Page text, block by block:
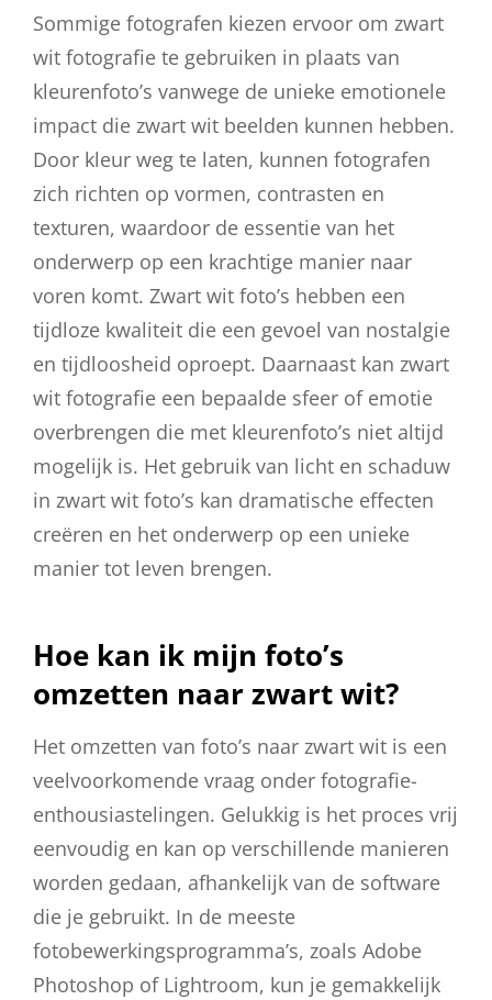
Sommige fotografen kiezen ervoor om zwart
wit fotografie te gebruiken in plaats van
kleurenfoto’s vanwege de unieke emotionele
impact die zwart wit beelden kunnen hebben.
Door kleur weg te laten, kunnen fotografen
zich richten op vormen, contrasten en
texturen, waardoor de essentie van het
onderwerp op een krachtige manier naar
voren komt. Zwart wit foto’s hebben een
tijdloze kwaliteit die een gevoel van nostalgie
en tijdloosheid oproept. Daarnaast kan zwart
wit fotografie een bepaalde sfeer of emotie
overbrengen die met kleurenfoto’s niet altijd
mogelijk is. Het gebruik van licht en schaduw
in zwart wit foto’s kan dramatische effecten
creëren en het onderwerp op een unieke
manier tot leven brengen.
Hoe kan ik mijn foto’s
omzetten naar zwart wit?
Het omzetten van foto’s naar zwart wit is een
veelvoorkomende vraag onder fotografie-
enthousiastelingen. Gelukkig is het proces vrij
eenvoudig en kan op verschillende manieren
worden gedaan, afhankelijk van de software
die je gebruikt. In de meeste
fotobewerkingsprogramma’s, zoals Adobe
Photoshop of Lightroom, kun je gemakkelijk